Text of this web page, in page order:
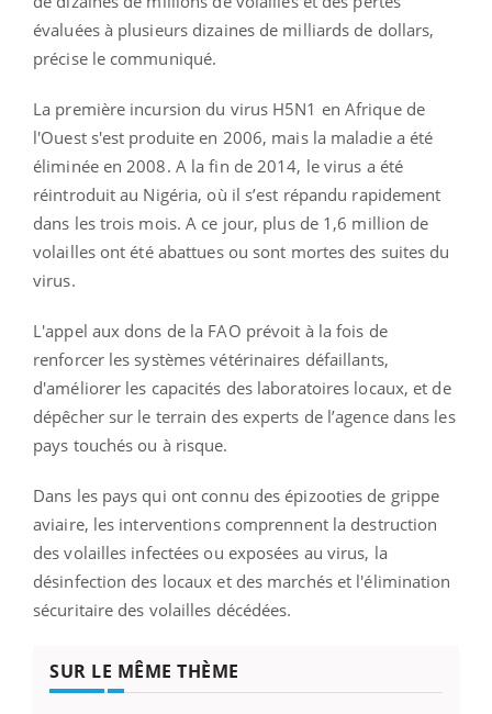
évaluées à plusieurs dizaines de milliards de dollars,
précise le communiqué.
La première incursion du virus H5N1 en Afrique de
l'Ouest s'est produite en 2006, mais la maladie a été
éliminée en 2008. A la fin de 2014, le virus a été
réintroduit au Nigéria, où il s’est répandu rapidement
dans les trois mois. A ce jour, plus de 1,6 million de
volailles ont été abattues ou sont mortes des suites du
virus.
L'appel aux dons de la FAO prévoit à la fois de
renforcer les systèmes vétérinaires défaillants,
d'améliorer les capacités des laboratoires locaux, et de
dépêcher sur le terrain des experts de l’agence dans les
pays touchés ou à risque.
Dans les pays qui ont connu des épizooties de grippe
aviaire, les interventions comprennent la destruction
des volailles infectées ou exposées au virus, la
désinfection des locaux et des marchés et l'élimination
sécuritaire des volailles décédées.
SUR LE MÊME THÈME